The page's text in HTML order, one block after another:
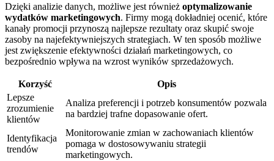
Dzięki analizie danych, możliwe jest również optymalizowanie
wydatków marketingowych. Firmy mogą dokładniej ocenić, które
kanały promocji przynoszą najlepsze rezultaty oraz skupić swoje
zasoby na najefektywniejszych strategiach. W ten sposób możliwe
jest zwiększenie efektywności działań marketingowych, co
bezpośrednio wpływa na wzrost wyników sprzedażowych.
Korzyść
Opis
Lepsze
zrozumienie
klientów
Analiza preferencji i potrzeb konsumentów pozwala
na bardziej trafne dopasowanie ofert.
Identyfikacja
trendów
Monitorowanie zmian w zachowaniach klientów
pomaga w dostosowywaniu strategii
marketingowych.